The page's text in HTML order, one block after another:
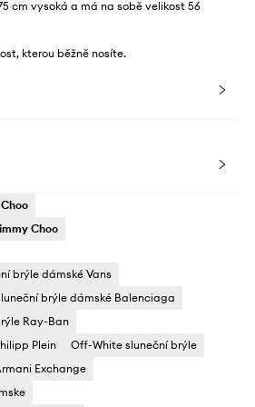
cm vysoká a má na sobě velikost 56
kterou běžně nosíte.
Choo
brýle dámské Vans
brýle dámské Balenciaga
Ray-Ban
Plein
Off-White sluneční brýle
Exchange